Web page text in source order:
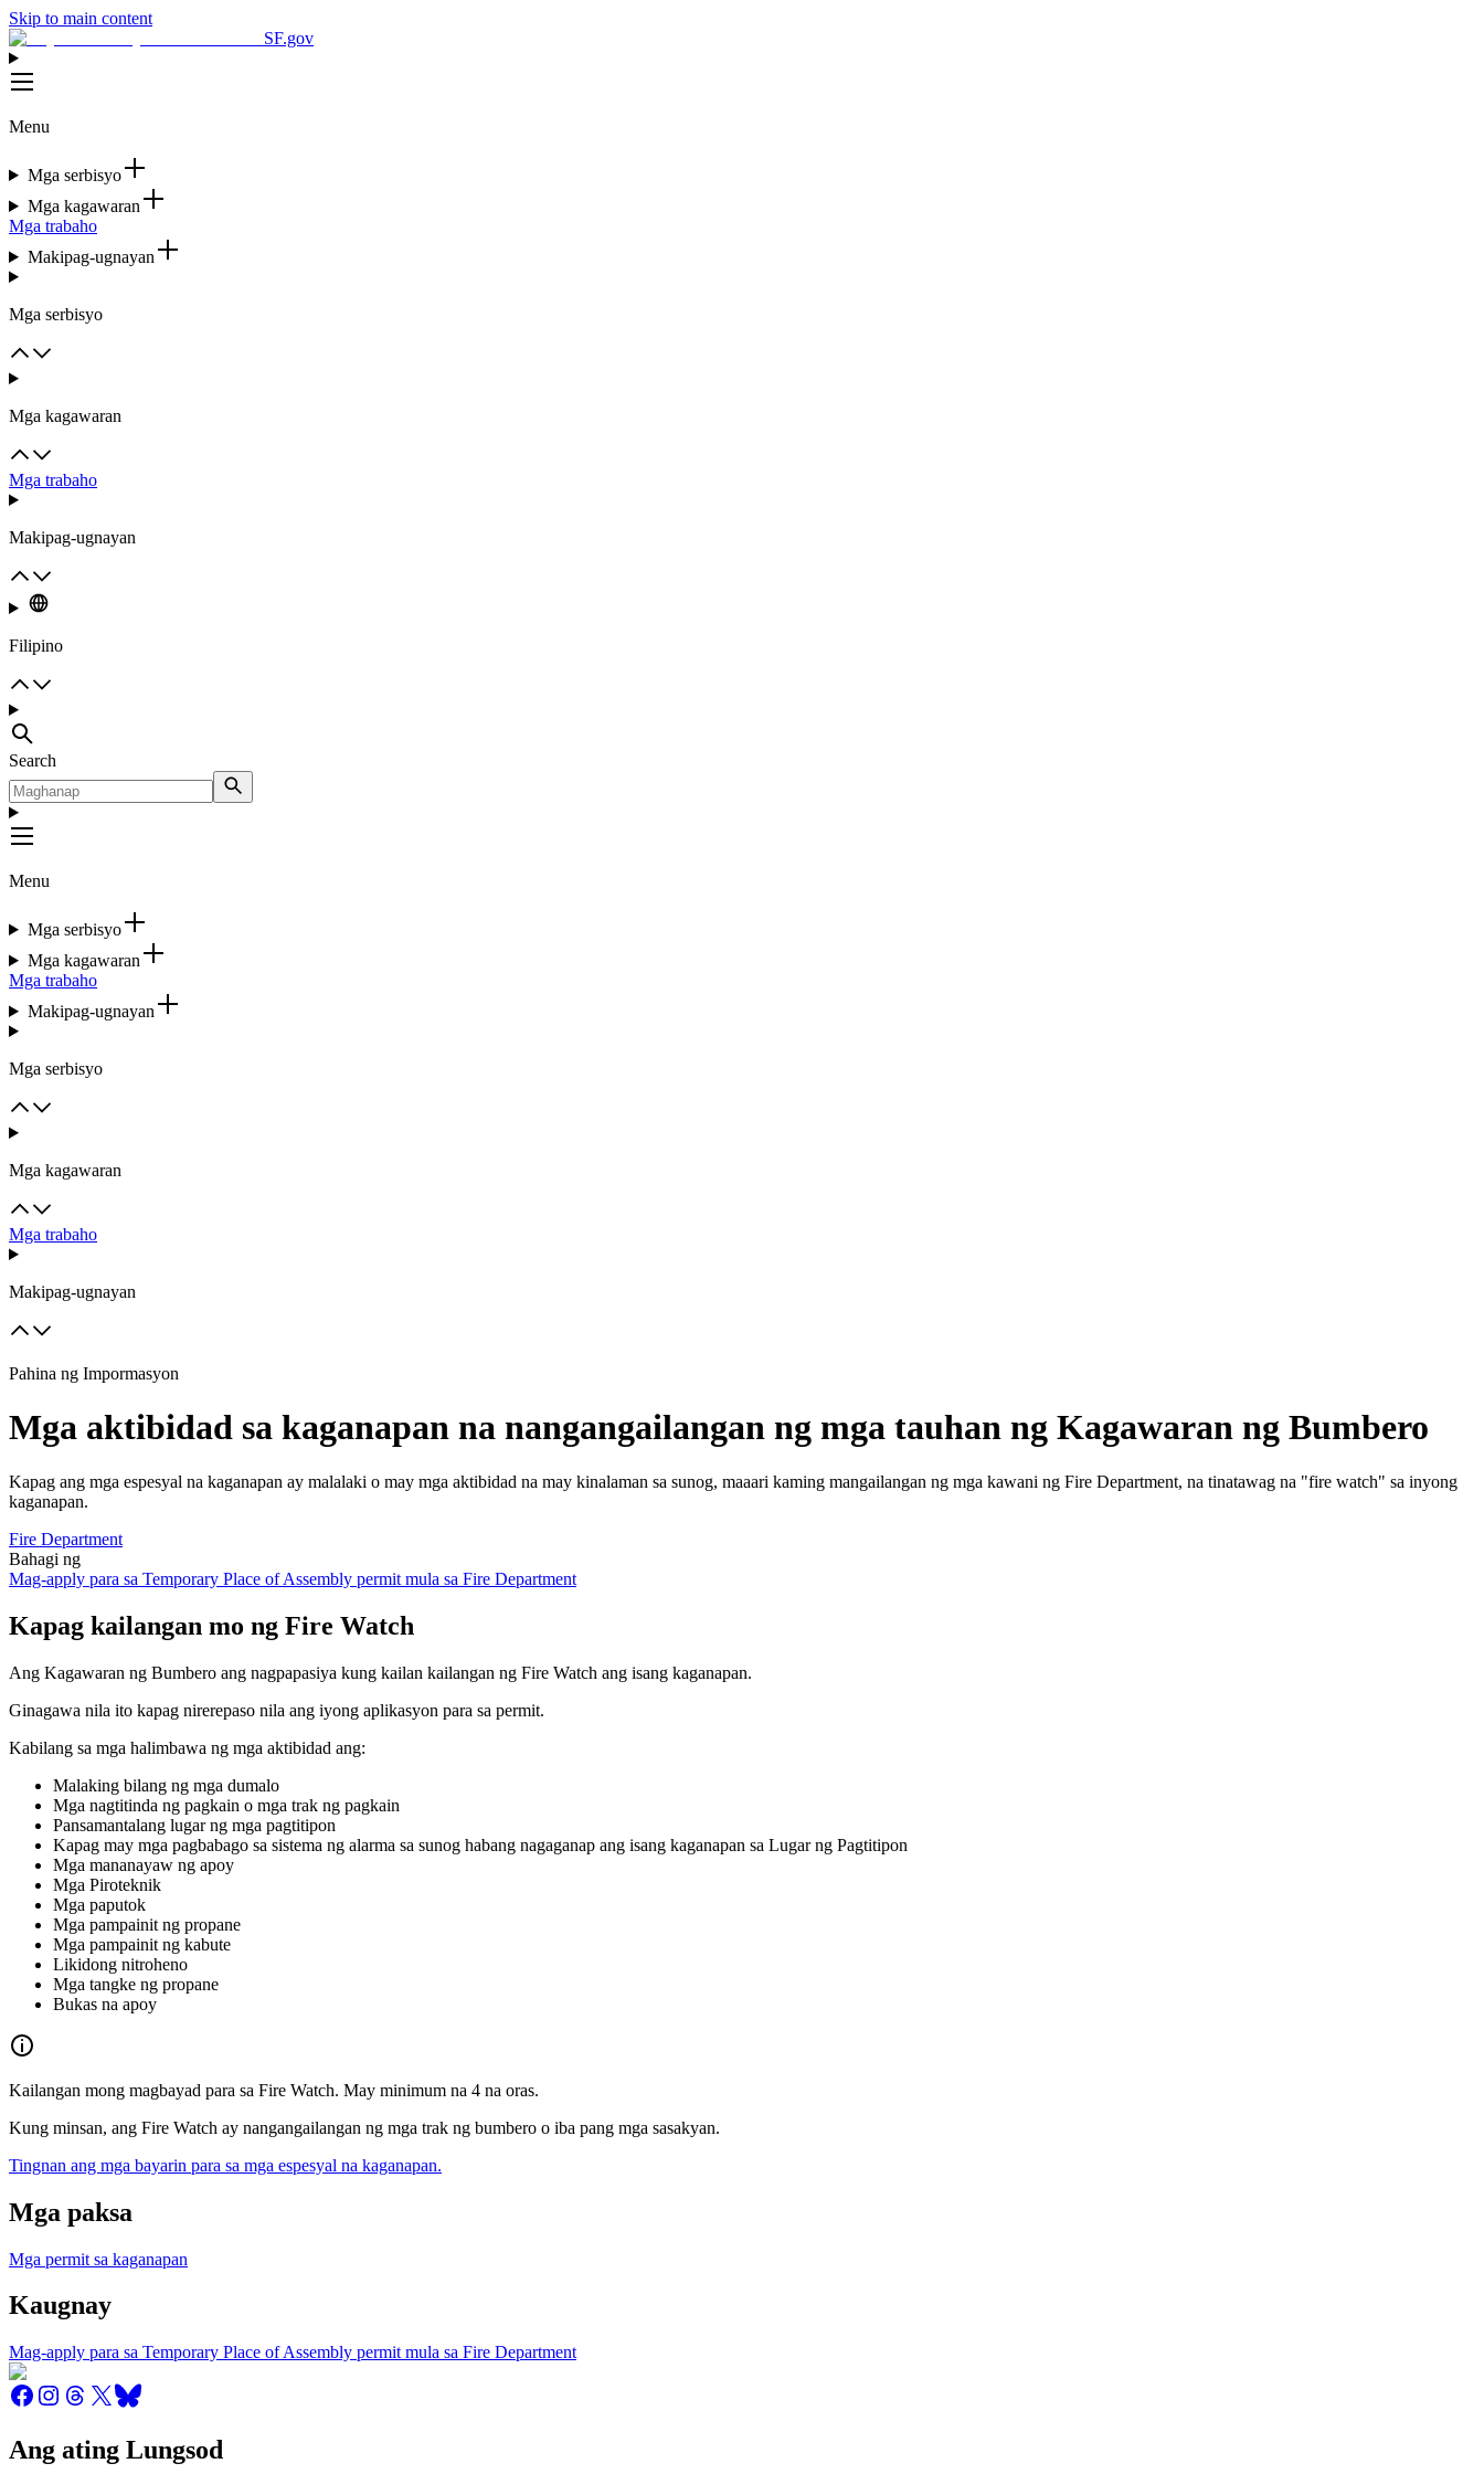
Skip to main content
SF.gov
Menu
Mga serbisyo
Mga kagawaran
Mga trabaho
Makipag-ugnayan
Mga serbisyo
Mga kagawaran
Mga trabaho
Makipag-ugnayan
Filipino
Search
Menu
Mga serbisyo
Mga kagawaran
Mga trabaho
Makipag-ugnayan
Mga serbisyo
Mga kagawaran
Mga trabaho
Makipag-ugnayan
Pahina ng Impormasyon
Mga aktibidad sa kaganapan na nangangailangan ng mga tauhan ng Kagawaran ng Bumbero
Kapag ang mga espesyal na kaganapan ay malalaki o may mga aktibidad na may kinalaman sa sunog, maaari kaming mangailangan ng mga kawani ng Fire Department, na tinatawag na "fire watch" sa inyong
kaganapan.
Fire Department
Bahagi ng
Mag-apply para sa Temporary Place of Assembly permit mula sa Fire Department
Kapag kailangan mo ng Fire Watch
Ang Kagawaran ng Bumbero ang nagpapasiya kung kailan kailangan ng Fire Watch ang isang kaganapan.
Ginagawa nila ito kapag nirerepaso nila ang iyong aplikasyon para sa permit.
Kabilang sa mga halimbawa ng mga aktibidad ang:
Malaking bilang ng mga dumalo
Mga nagtitinda ng pagkain o mga trak ng pagkain
Pansamantalang lugar ng mga pagtitipon
Kapag may mga pagbabago sa sistema ng alarma sa sunog habang nagaganap ang isang kaganapan sa Lugar ng Pagtitipon
Mga mananayaw ng apoy
Mga Piroteknik
Mga paputok
Mga pampainit ng propane
Mga pampainit ng kabute
Likidong nitroheno
Mga tangke ng propane
Bukas na apoy
Kailangan mong magbayad para sa Fire Watch. May minimum na 4 na oras.
Kung minsan, ang Fire Watch ay nangangailangan ng mga trak ng bumbero o iba pang mga sasakyan.
Tingnan ang mga bayarin para sa mga espesyal na kaganapan.
Mga paksa
Mga permit sa kaganapan
Kaugnay
Mag-apply para sa Temporary Place of Assembly permit mula sa Fire Department
Ang ating Lungsod